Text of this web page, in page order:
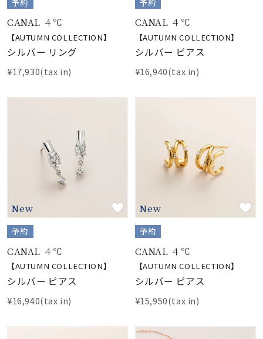
予約
CANAL ４℃
【AUTUMN COLLECTION】
シルバー リング
¥17,930(tax in)
予約
CANAL ４℃
【AUTUMN COLLECTION】
シルバー ピアス
¥16,940(tax in)
New
予約
CANAL ４℃
【AUTUMN COLLECTION】
シルバー ピアス
¥16,940(tax in)
New
予約
CANAL ４℃
【AUTUMN COLLECTION】
シルバー ピアス
¥15,950(tax in)